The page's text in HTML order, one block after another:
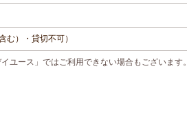
む）・貸切不可）
ユース」ではご利用できない場合もございます。